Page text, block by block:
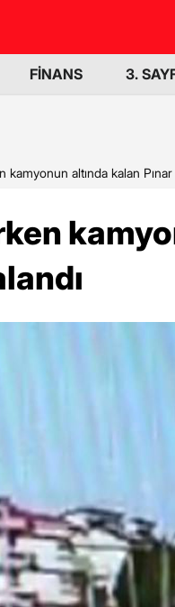
FİNANS 3.
kamyonun altında kalan Pınar